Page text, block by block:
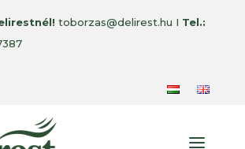
toborzas@delirest.hu I Tel.:
a